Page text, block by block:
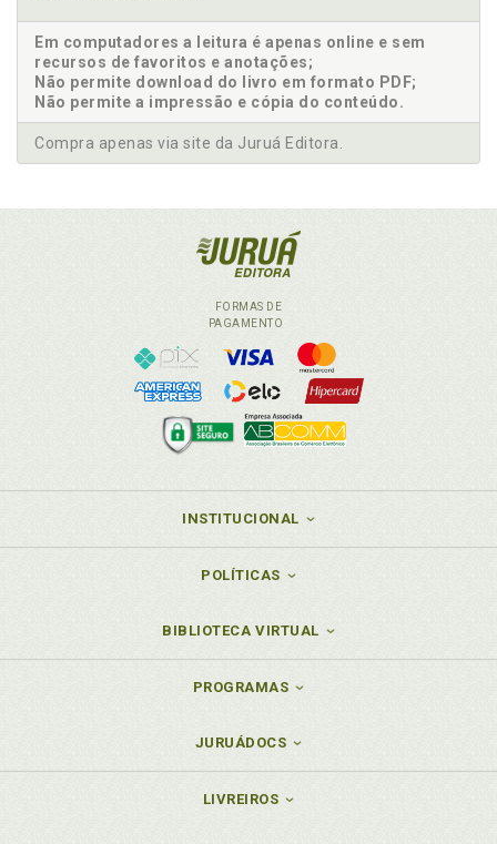
Em computadores a leitura é apenas online e sem
recursos de favoritos e anotações;
Não permite download do livro em formato PDF;
Não permite a impressão e cópia do conteúdo.
Compra apenas via site da Juruá Editora.
FORMAS DE
PAGAMENTO
INSTITUCIONAL
POLÍTICAS
BIBLIOTECA VIRTUAL
PROGRAMAS
JURUÁDOCS
LIVREIROS